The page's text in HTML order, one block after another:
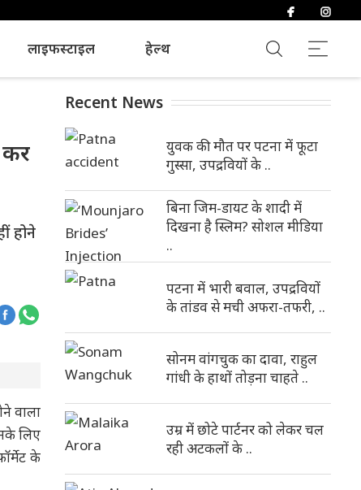
लाइफस्टाइल हेल्थ
कर
होने
वाला
लिए
के
Recent News
युवक की मौत पर पटना में फूटा
गुस्सा, उपद्रवियों के ..
बिना जिम-डायट के शादी में
दिखना है स्लिम? सोशल मीडिया
..
पटना में भारी बवाल, उपद्रवियों
के तांडव से मची अफरा-तफरी, ..
सोनम वांगचुक का दावा, राहुल
गांधी के हाथों तोड़ना चाहते ..
उम्र में छोटे पार्टनर को लेकर चल
रही अटकलों के ..